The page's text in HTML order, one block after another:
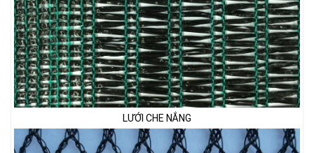
LƯỚI CHE NẮNG